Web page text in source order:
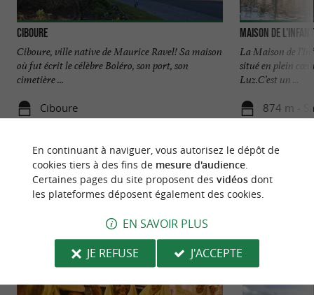
Ciboure
Ciboure, ville native de Maurice Ravel! Sa maison
où fut écrit le célèbre Boléro, son port, son
cimetière ...
Ciboure
Maison de
La Maison de
situé en plein
Luz.C’est un ...
874 m -
NOUS AVONS TESTÉPOUR VOUS
En continuant à naviguer, vous autorisez le dépôt de
cookies tiers à des fins de mesure d'audience.
Certaines pages du site proposent des vidéosdont
les plateformes déposent également des cookies.
EN SAVOIR PLUS
JE REFUSE
J'ACCEPTE